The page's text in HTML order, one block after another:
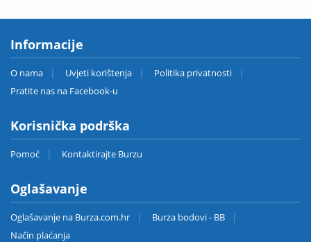
Informacije
O nama Uvjeti korištenja
Politika privatnosti
Pratite nas na Facebook-u
Korisnička podrška
Pomoć Kontaktirajte Burzu
Oglašavanje
Oglašavanje na Burza.com.hr
Burza bodovi - BB
Način plaćanja